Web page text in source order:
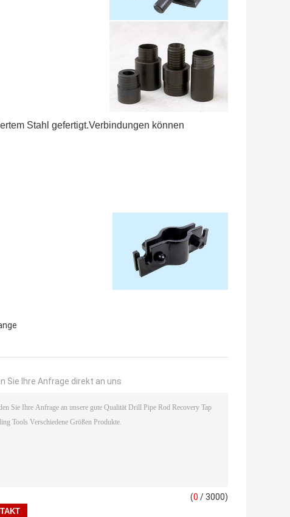
Stahl gefertigt.Verbindungen können
Sie Ihre Anfrage direkt an uns
(0 / 3000)